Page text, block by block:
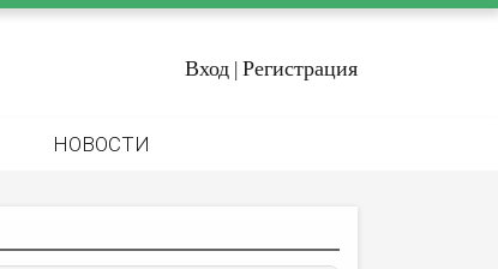
Вход | Регистрация
НОВОСТИ